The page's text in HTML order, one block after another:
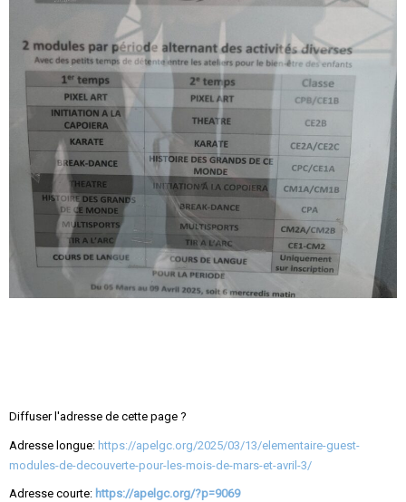
Diffuser l'adresse de cette page ?
Adresse longue: https://apelgc.org/2025/03/13/elementaire-guest-
modules-de-decouverte-pour-les-mois-de-mars-et-avril-3/
Adresse courte: https://apelgc.org/?p=9069